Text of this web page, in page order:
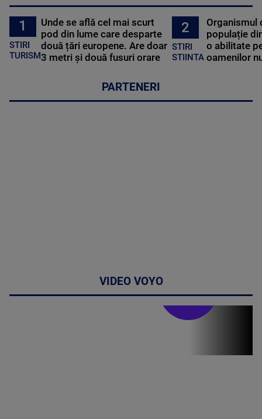
1
STIRI
TURISM
Unde se află cel mai scurt
pod din lume care desparte
două țări europene. Are doar
3 metri și două fusuri orare
2
STIRI
STIINTA
Organismul
populație
o abilitate
oamenilor
PARTENERI
VIDEO VOYO